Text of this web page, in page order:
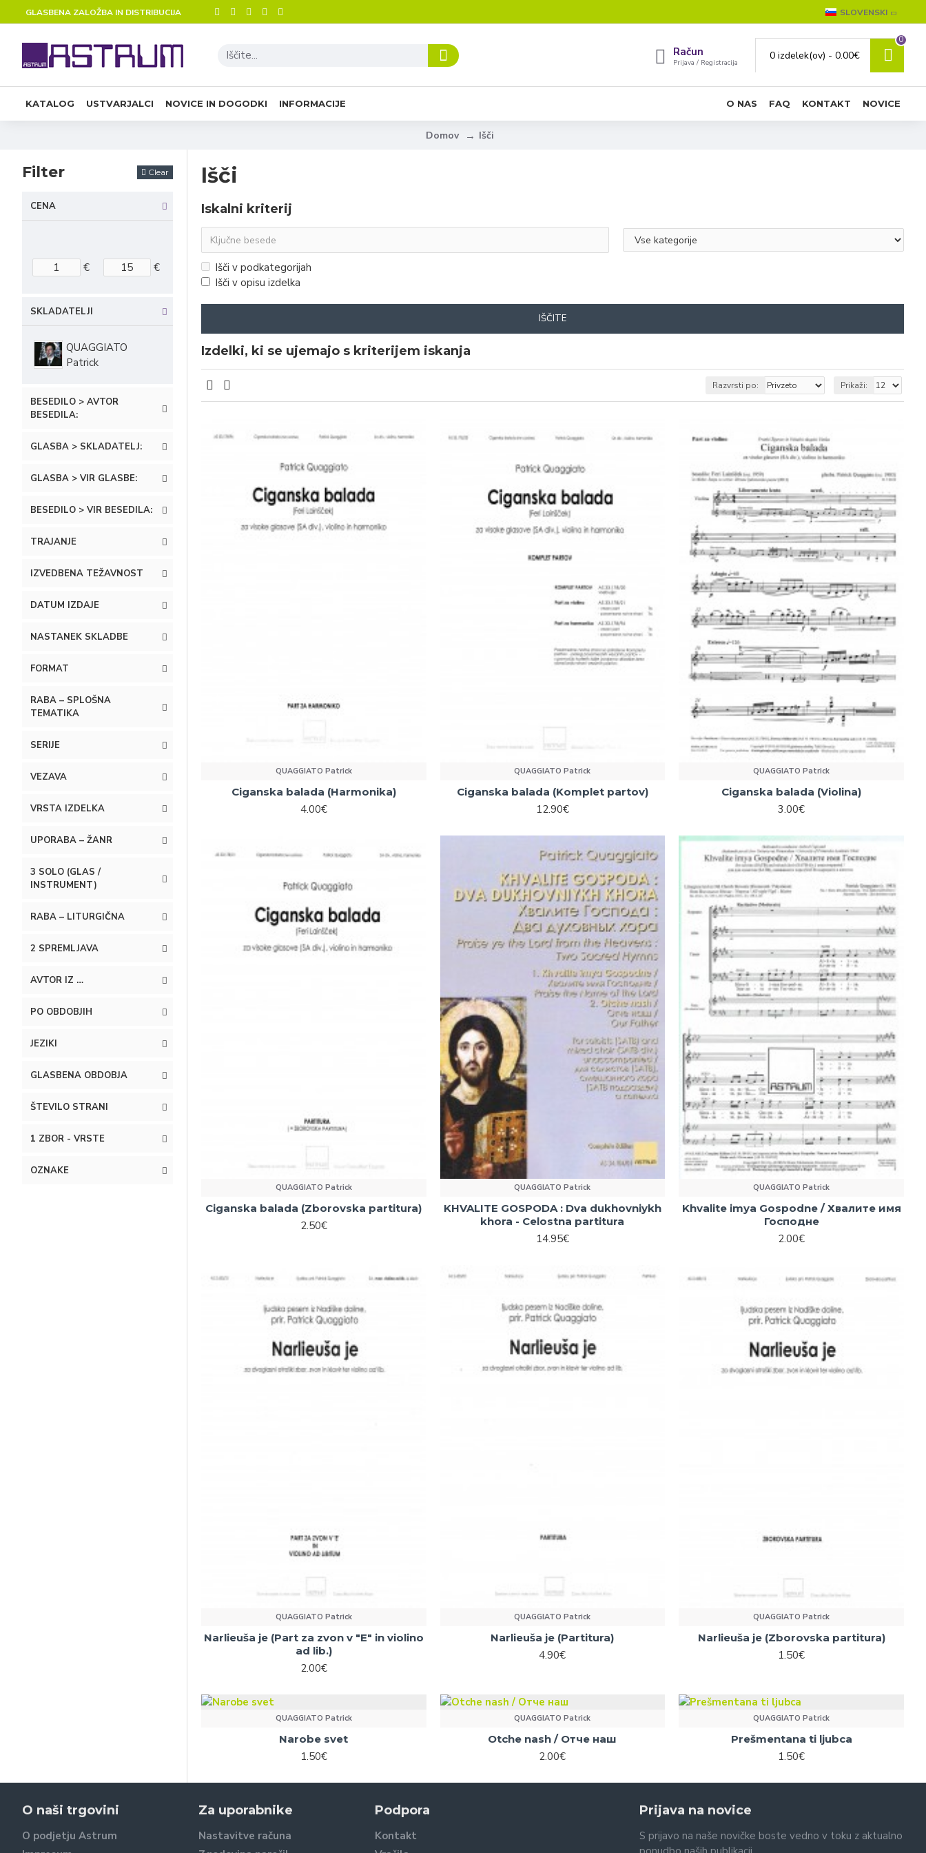
GLASBENA ZALOŽBA IN DISTRIBUCIJA SLOVENSKI
Račun
Prijava / Registracija
0 izdelek(ov) - 0.00€
0
KATALOG USTVARJALCI NOVICE IN DOGODKI INFORMACIJE O NAS FAQ KONTAKT NOVICE
Domov Išči
Filter Clear
CENA
€ €
SKLADATELJI
QUAGGIATO
Patrick
BESEDILO > AVTOR
BESEDILA:
GLASBA > SKLADATELJ:
GLASBA > VIR GLASBE:
BESEDILO > VIR BESEDILA:
TRAJANJE
IZVEDBENA TEŽAVNOST
DATUM IZDAJE
NASTANEK SKLADBE
FORMAT
RABA – SPLOŠNA
TEMATIKA
SERIJE
VEZAVA
VRSTA IZDELKA
UPORABA – ŽANR
3 SOLO (GLAS /
INSTRUMENT)
RABA – LITURGIČNA
2 SPREMLJAVA
AVTOR IZ …
PO OBDOBJIH
JEZIKI
GLASBENA OBDOBJA
ŠTEVILO STRANI
1 ZBOR - VRSTE
OZNAKE
Išči
Iskalni kriterij
Išči v podkategorijah
Išči v opisu izdelka
IŠČITE
Izdelki, ki se ujemajo s kriterijem iskanja
Razvrsti po: Prikaži:
QUAGGIATO Patrick
Ciganska balada (Harmonika)
4.00€
QUAGGIATO Patrick
Ciganska balada (Komplet partov)
12.90€
QUAGGIATO Patrick
Ciganska balada (Violina)
3.00€
QUAGGIATO Patrick
Ciganska balada (Zborovska partitura)
2.50€
QUAGGIATO Patrick
KHVALITE GOSPODA : Dva dukhovniykh
khora - Celostna partitura
14.95€
QUAGGIATO Patrick
Khvalite imya Gospodne / Хвалите имя
Господне
2.00€
QUAGGIATO Patrick
Narlieuša je (Part za zvon v "E" in violino
ad lib.)
2.00€
QUAGGIATO Patrick
Narlieuša je (Partitura)
4.90€
QUAGGIATO Patrick
Narlieuša je (Zborovska partitura)
1.50€
QUAGGIATO Patrick
Narobe svet
1.50€
QUAGGIATO Patrick
Otche nash / Отче наш
2.00€
QUAGGIATO Patrick
Prešmentana ti ljubca
1.50€
O naši trgovini
O podjetju Astrum
Za uporabnike
Nastavitve računa
Podpora
Kontakt
Prijava na novice
S prijavo na naše novičke boste vedno v toku z aktualno